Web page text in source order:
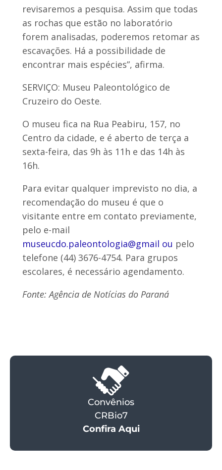
revisaremos a pesquisa. Assim que todas
as rochas que estão no laboratório
forem analisadas, poderemos retomar as
escavações. Há a possibilidade de
encontrar mais espécies”, afirma.
SERVIÇO: Museu Paleontológico de
Cruzeiro do Oeste.
O museu fica na Rua Peabiru, 157, no
Centro da cidade, e é aberto de terça a
sexta-feira, das 9h às 11h e das 14h às
16h.
Para evitar qualquer imprevisto no dia, a
recomendação do museu é que o
visitante entre em contato previamente,
pelo e-mail
museucdo.paleontologia@gmail ou pelo
telefone (44) 3676-4754. Para grupos
escolares, é necessário agendamento.
Fonte: Agência de Notícias do Paraná
Convênios
CRBio7
Confira Aqui